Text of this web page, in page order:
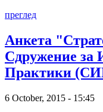
преглед
Анкета
Сдружение за
Практики
6 October, 2015 - 15:45